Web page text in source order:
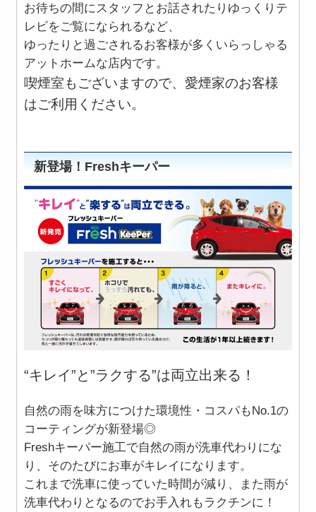
お待ちの間にスタッフとお話されたりゆっくりテ
レビをご覧になられるなど、
ゆったりと過ごされるお客様が多くいらっしゃる
アットホームな店内です。
喫煙室もございますので、愛煙家のお客様
はご利用ください。
新登場！Freshキーパー
“キレイ”と”ラクする”は両立出来る！
自然の雨を味方につけた環境性・コスパもNo.1の
コーティングが新登場◎
Freshキーパー施工で自然の雨が洗車代わりにな
り、そのたびにお車がキレイになります。
これまで洗車に使っていた時間が減り、また雨が
洗車代わりとなるのでお手入れもラクチンに！